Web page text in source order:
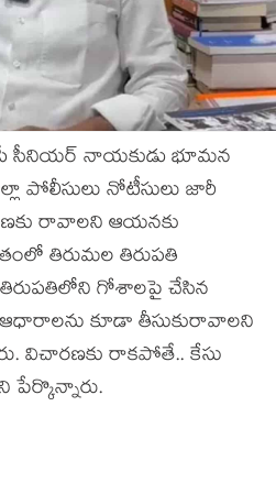
సీనియర్ నాయ‌కుడు భూమ‌న
పోలీసులు నోటీసులు జారీ
రావాల‌ని ఆయ‌న‌కు
తిరుమ‌ల తిరుప‌తి
గోశాల‌పై చేసిన
కూడా తీసుకురావాల‌ని
విచార‌ణ‌కు రాక‌పోతే.. కేసు